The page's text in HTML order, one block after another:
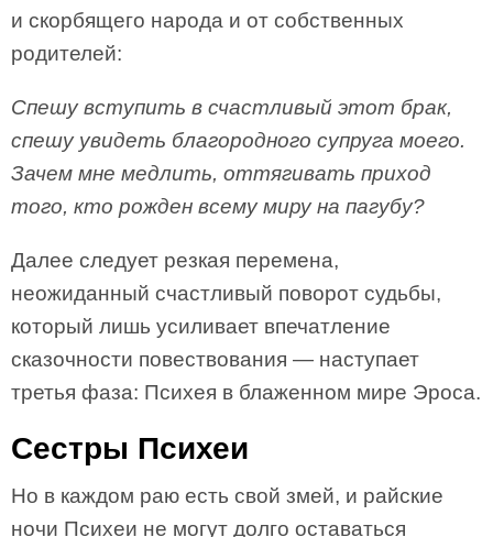
и скорбящего народа и от собственных
родителей:
Спешу вступить в счастливый этот брак,
спешу увидеть благородного супруга моего.
Зачем мне медлить, оттягивать приход
того, кто рожден всему миру на пагубу?
Далее следует резкая перемена,
неожиданный счастливый поворот судьбы,
который лишь усиливает впечатление
сказочности повествования — наступает
третья фаза: Психея в блаженном мире Эроса.
Сестры Психеи
Но в каждом раю есть свой змей, и райские
ночи Психеи не могут долго оставаться